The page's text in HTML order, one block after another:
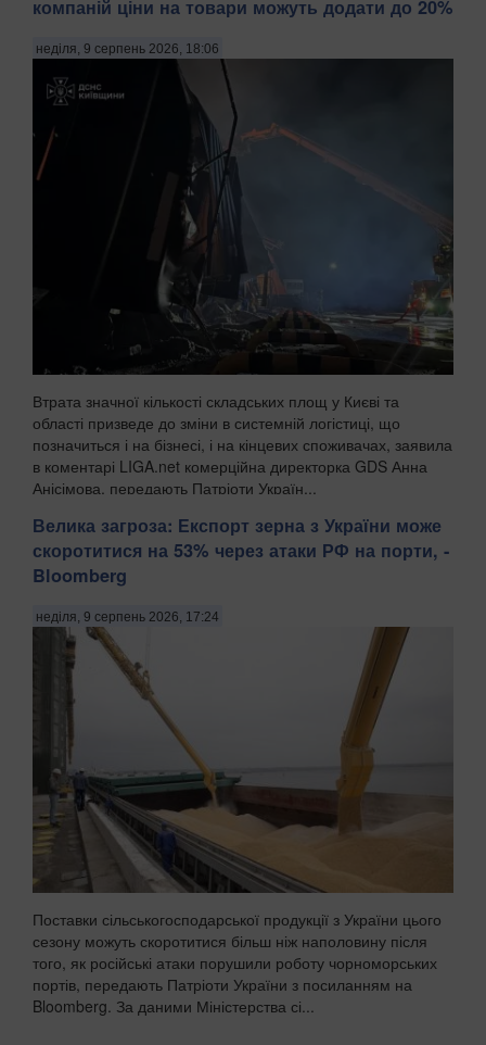
компаній ціни на товари можуть додати до 20%
неділя, 9 серпень 2026, 18:06
Втрата значної кількості складських площ у Києві та
області призведе до зміни в системній логістиці, що
позначиться і на бізнесі, і на кінцевих споживачах, заявила
в коментарі LIGA.net комерційна директорка GDS Анна
Анісімова, передають Патріоти Україн...
Велика загроза: Експорт зерна з України може
скоротитися на 53% через атаки РФ на порти, -
Bloomberg
неділя, 9 серпень 2026, 17:24
Поставки сільськогосподарської продукції з України цього
сезону можуть скоротитися більш ніж наполовину після
того, як російські атаки порушили роботу чорноморських
портів, передають Патріоти України з посиланням на
Bloomberg. За даними Міністерства сі...